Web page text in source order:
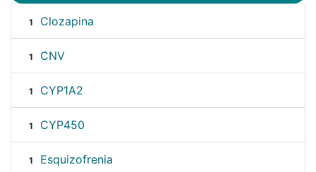
1 Clozapina
1 CNV
1 CYP1A2
1 CYP450
1 Esquizofrenia